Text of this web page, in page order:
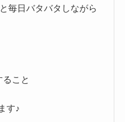
毎日バタバタしながら
こと
す♪